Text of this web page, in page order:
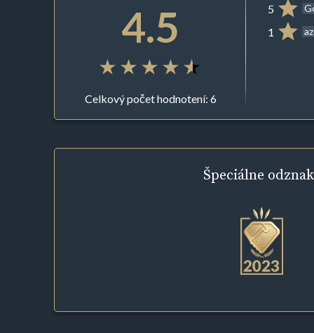
4.5
Celkový počet hodnotení: 6
5
1
Špeciálne